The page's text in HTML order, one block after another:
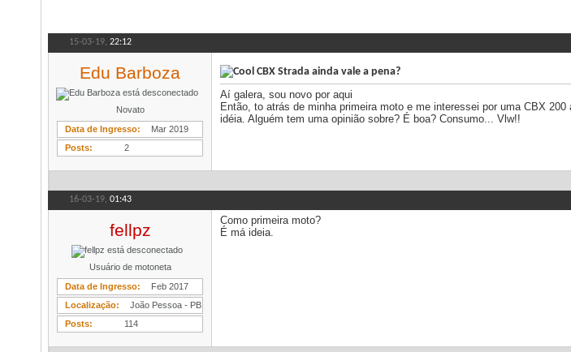
15-03-19, 22:12
Edu Barboza
Novato
Data de Ingresso
Mar 2019
Posts
2
CBX Strada ainda vale a pena?
Aí galera, sou novo por aqui
Então, to atrás de minha primeira moto e me interessei por uma CBX
idéia. Alguém tem uma opinião sobre? É boa? Consumo... Vlw!!
16-03-19, 01:43
fellpz
Usuário de motoneta
Data de Ingresso
Feb 2017
Localização
João Pessoa - PB
Posts
114
Como primeira moto?
É má ideia.